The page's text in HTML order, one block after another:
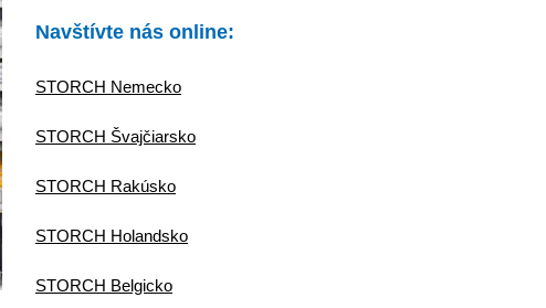
Navštívte nás online:
STORCH Nemecko
STORCH Švajčiarsko
STORCH Rakúsko
STORCH Holandsko
STORCH Belgicko